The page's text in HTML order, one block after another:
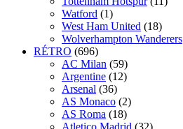
Watford (1)
West Ham United (18)
Wolverhampton Wanderers
RÉTRO (696)
AC Milan (59)
Argentine (12)
Arsenal (36)
AS Monaco (2)
AS Roma (18)
Atletico Madrid (32)